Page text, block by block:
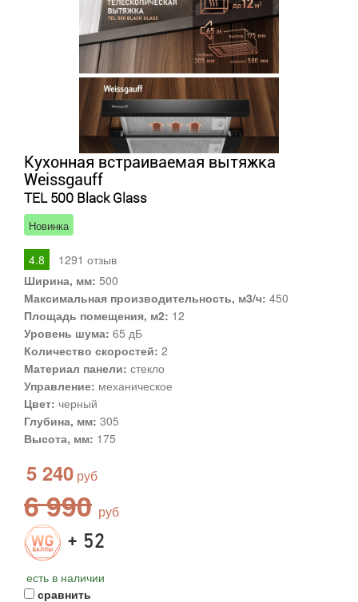
Кухонная встраиваемая вытяжка
Weissgauff
TEL 500 Black Glass
Новинка
4.8 1291 отзыв
Ширина, мм: 500
Максимальная производительность, м3/ч: 450
Площадь помещения, м2: 12
Уровень шума: 65 дБ
Количество скоростей: 2
Материал панели: стекло
Управление: механическое
Цвет: черный
Глубина, мм: 305
Высота, мм: 175
5 240
6 990
+ 52
есть в наличии
сравнить